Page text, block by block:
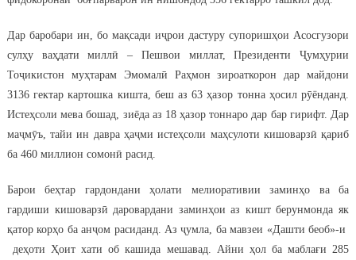
Дар баробари ин, бо мақсади иҷрои дастуру супоришҳои Асосгузори
сулҳу ваҳдати миллӣ – Пешвои миллат, Президенти Ҷумҳурии
Тоҷикистон муҳтарам Эмомалӣ Раҳмон зироаткорон дар майдони
3136 гектар картошка кишта, беш аз 63 ҳазор тонна ҳосил рӯёнданд.
Истеҳсоли мева бошад, зиёда аз 18 ҳазор тоннаро дар бар гирифт. Дар
маҷмӯъ, тайи ин давра ҳаҷми истеҳсоли маҳсулоти кишоварзӣ қариб
ба 460 миллион сомонӣ расид.
Барои беҳтар гардондани ҳолати мелиоративии заминҳо ва ба
гардиши кишоварзӣ даровардани заминҳои аз кишт берунмонда як
қатор корҳо ба анҷом расиданд. Аз ҷумла, ба мавзеи «Дашти беоб»-и
деҳоти Ҳоит хати об кашида мешавад. Айни ҳол ба маблағи 285